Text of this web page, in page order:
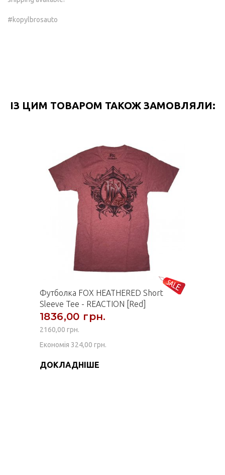
#kopylbrosauto
ІЗ ЦИМ ТОВАРОМ ТАКОЖ ЗАМОВЛЯЛИ:
Футболка FOX HEATHERED Short
Sleeve Tee - REACTION [Red]
1836,00 грн.
2160,00 грн.
Економія 324,00 грн.
ДОКЛАДНІШЕ